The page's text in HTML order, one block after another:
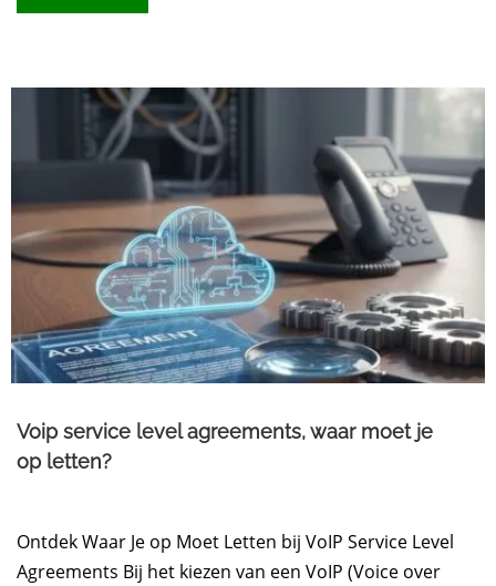
Voip service level agreements, waar moet je
op letten?
Ontdek Waar Je op Moet Letten bij VoIP Service Level
Agreements Bij het kiezen van een VoIP (Voice over